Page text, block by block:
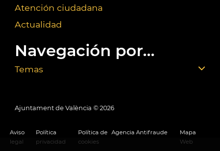
Atención ciudadana
Actualidad
Navegación por...
Temas
Ajuntament de València © 2026
Aviso
legal
Política
privacidad
Política de
cookies
Agencia Antifraude
Mapa
Web